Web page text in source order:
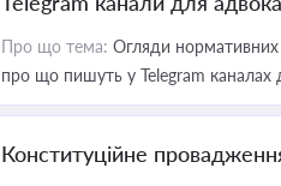
Про що тема: Огляди нормативних
про що пишуть у Telegram каналах
Конституційне